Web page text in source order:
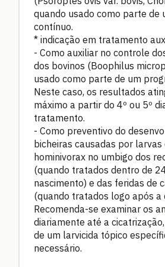
quando usado como parte de
contínuo.
* indicação em tratamento
- Como auxiliar no controle
dos bovinos (Boophilus
usado como parte de um
Neste caso, os resultados
máximo a partir do 4º ou 5º
tratamento.
- Como preventivo do
bicheiras causadas por larvas
hominivorax no umbigo dos
(quando tratados dentro de
nascimento) e das feridas de
(quando tratados logo após a
Recomenda-se examinar os
diariamente até a
de um larvicida tópico
necessário.